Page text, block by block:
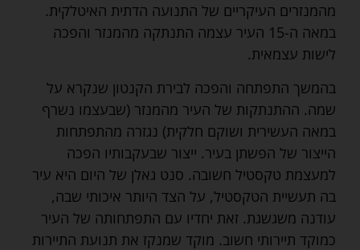
מהמנזרים העיקריים של התנועה הדתית האיטלקית.
במאה ה-15 העיר עצמה התנתקה מהמנזר והפכה
לישות עצמאית.
בהמשך התפתחה והפכה לבירת הקנטון שנקרא על
שמה. ההתנתקות של העיר מהמנזר (שבעצמו נשרף
במאה העשירית ושוקם חלקית) נגזרה מהתפתחות
הייצור של הפשתן בעיר. ייצור שבעקבותיו הפכה
למעצמת טקסטיל חשובה. סנט גאלן של היום היא עיר
בה תעשיית הטקסטיל, על הצד היותר איכותי שבה,
עודנה משגשגת. זאת יחדיו עם התפתחותה של העיר
כמוקד תיירותי חשוב. מוקד שמנקז את תנועת התיירות